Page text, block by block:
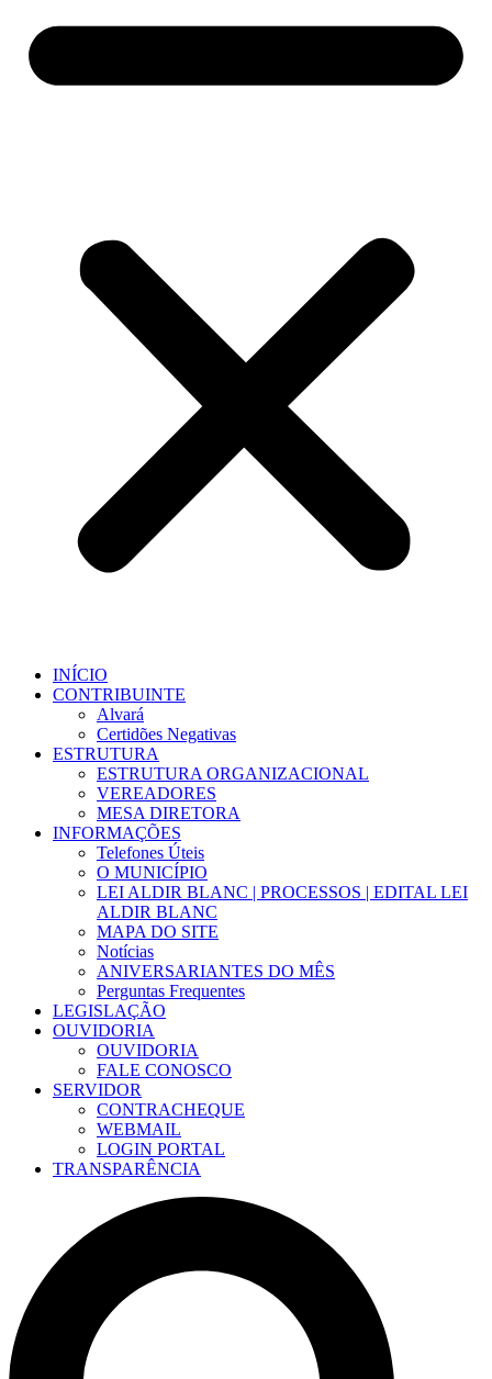
INÍCIO
CONTRIBUINTE
Alvará
Certidões Negativas
ESTRUTURA
ESTRUTURA ORGANIZACIONAL
VEREADORES
MESA DIRETORA
INFORMAÇÕES
Telefones Úteis
O MUNICÍPIO
LEI ALDIR BLANC | PROCESSOS | EDITAL LEI
ALDIR BLANC
MAPA DO SITE
Notícias
ANIVERSARIANTES DO MÊS
Perguntas Frequentes
LEGISLAÇÃO
OUVIDORIA
OUVIDORIA
FALE CONOSCO
SERVIDOR
CONTRACHEQUE
WEBMAIL
LOGIN PORTAL
TRANSPARÊNCIA